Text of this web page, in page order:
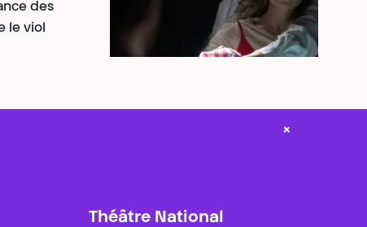
des
le viol
×
Théâtre National